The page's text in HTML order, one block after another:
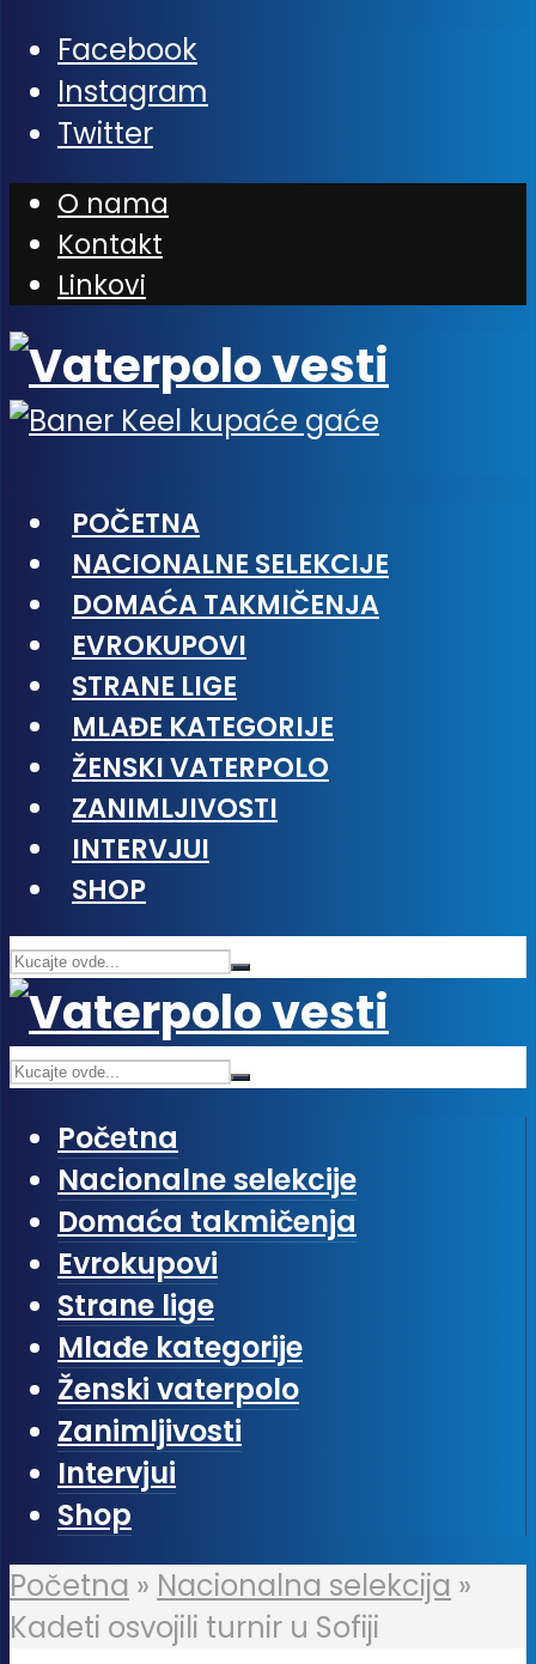
Facebook
Instagram
Twitter
O nama
Kontakt
Linkovi
POČETNA
NACIONALNE SELEKCIJE
DOMAĆA TAKMIČENJA
EVROKUPOVI
STRANE LIGE
MLAĐE KATEGORIJE
ŽENSKI VATERPOLO
ZANIMLJIVOSTI
INTERVJUI
SHOP
Početna
Nacionalne selekcije
Domaća takmičenja
Evrokupovi
Strane lige
Mlađe kategorije
Ženski vaterpolo
Zanimljivosti
Intervjui
Shop
Početna » Nacionalna selekcija »
Kadeti osvojili turnir u Sofiji